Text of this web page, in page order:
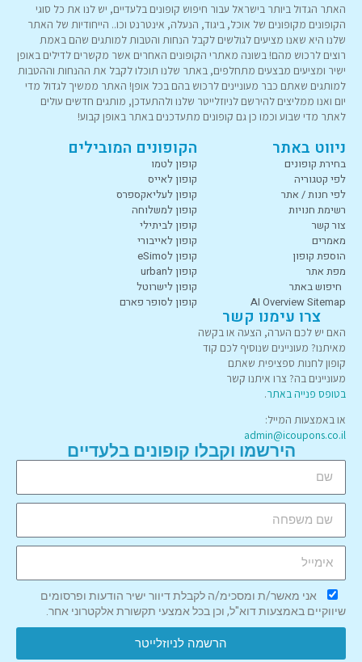
האתר הגדול ביותר בישראל עבור חיפוש קופונים בלעדיים, יש לנו את כל סוגי
הקופונים מקופונים של אוכל, ביגוד, הנעלה, אינטרנט וכו.. הייחודיות של האתר
שלנו היא שאנו מציעים לגולשים לקבל הנחות והטבות למותגים שהם באמת
רוצים לרכוש מהם! בשונה מאתרי הקופונים האחרים אשר מקשרים לדילים באופן
ישיר ומציעים מבצעים מתחלפים, באתר שלנו תוכלו לקבל את ההנחות וההטבות
למותגים שאתם כבר מעוניינים לרכוש בהם בכל אופן! האתר ממשיך לגדול מדי
יום ואנו ממליצים להירשם לניוזלייטר שלנו ולהתעדכן, מותגים חדשים עולים
לאתר מדי שבוע וכמו כן גם קופונים מתעדכנים באתר באופן קבוע!
ניווט באתר
בחירת קופונים
לפי קטגוריה
לפי חנות / אתר
רשימת חנויות
צור קשר
מאמרים
הוספת קופון
מפת אתר
חיפוש באתר
AI Overview Sitemap
הקופונים המובילים
קופון לטמו
קופון לאייס
קופון לעליאקספרס
קופון למשלוחה
קופון לביתילי
קופון לאייבורי
קופון לeSimo
קופון לurban
קופון לישרוטל
קופון לסופר פארם
צרו עימנו קשר
האם יש לכם הערה, הצעה או בקשה
מאיתנו? מעוניינים שנוסיף לכם קוד
קופון לחנות ספציפית שאתם
מעוניינים בה? צרו איתנו קשר
בטופס פנייה באתר.
או באמצעות המייל:
admin@icoupons.co.il
הירשמו וקבלו קופונים בלעדיים
אני מאשר/ת ומסכימ/ה לקבלת דיוור ישיר הודעות ופרסומים
שיווקיים באמצעות דוא"ל, וכן בכל אמצעי תקשורת אלקטרוני אחר.
הרשמה לניוזלייטר